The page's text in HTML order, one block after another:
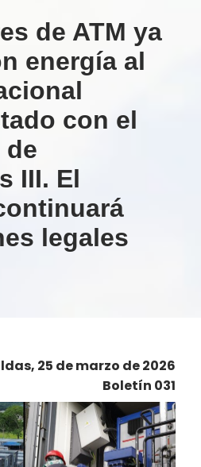
de ATM ya
energía al
con el
de
III. El
legales
25 de marzo de 2026
Boletín 031